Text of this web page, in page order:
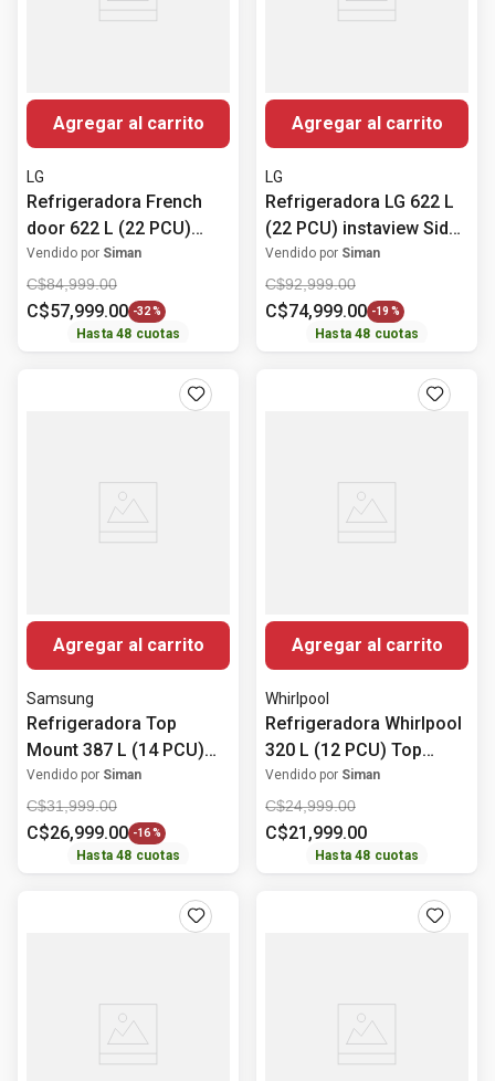
Agregar al carrito
LG
Refrigeradora French
door 622 L (22 PCU)
Smart Inverter
LM22SGPK LG
Vendido por Siman
C$84,999.00
C$57,999.00 -32 %
Hasta48 cuotas
Agregar al carrito
LG
Refrigeradora LG 622 L
(22 PCU) instaview Side
by Side VS25VVNW
Vendido por Siman
C$92,999.00
C$74,999.00 -19 %
Hasta48 cuotas
Agregar al carrito
Samsung
Refrigeradora Top
Mount 387 L (14 PCU)
Digital Inverter
RT38DG6224S9/AP
Samsung
Vendido por Siman
C$31,999.00
C$26,999.00 -16 %
Hasta48 cuotas
Agregar al carrito
Whirlpool
Refrigeradora Whirlpool
320 L (12 PCU) Top
Mount Energy saver
WT1230K
Vendido por Siman
C$24,999.00
C$21 ,999.00
Hasta48 cuotas